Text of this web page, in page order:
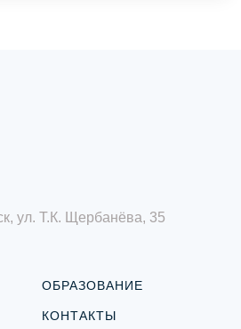
ул. Т.К. Щербанёва, 35
ОБРАЗОВАНИЕ
КОНТАКТЫ